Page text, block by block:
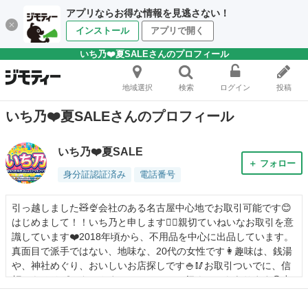
アプリならお得な情報を見逃さない！
インストール アプリで開く
いち乃❤️夏SALEさんのプロフィール
地域選択 検索 ログイン 投稿
いち乃❤️夏SALEさんのプロフィール
いち乃❤️夏SALE
身分証認証済み 電話番号
＋ フォロー
引っ越しました🧸🍨会社のある名古屋中心地でお取引可能です😊
はじめまして！！いち乃と申します🙇‍♀️親切ていねいなお取引を意
識しています❤️2018年頃から、不用品を中心に出品しています。
真面目で派手ではない、地味な、20代の女性です👩趣味は、銭湯
や、神社めぐり、おいしいお店探しです🍚🥢お取引ついでに、信
頼できるリピーターさまとは、ランチに行くこともあります😊出